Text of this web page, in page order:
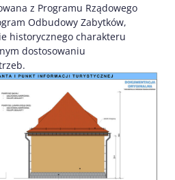
z Programu Rządowego
Odbudowy Zabytków,
historycznego charakteru
dostosowaniu